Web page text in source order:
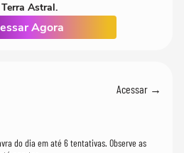
Astral.
Agora
Acessar →
do dia em até 6 tentativas. Observe as